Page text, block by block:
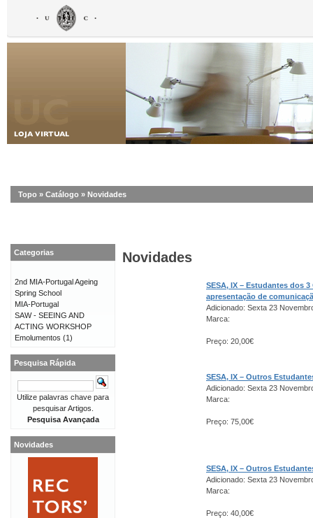
Topo » Catálogo » Novidades
Novidades
SESA, IX – Estudantes dos
apresentação de
Adicionado: Sexta 23
Marca:
Preço: 20,00€
SESA, IX – Outros
Adicionado: Sexta 23
Marca:
Preço: 75,00€
SESA, IX – Outros
Adicionado: Sexta 23
Marca:
Preço: 40,00€
Categorias
2nd MIA-Portugal Ageing
Spring School
MIA-Portugal
SAW - SEEING AND
ACTING WORKSHOP
Emolumentos (1)
Pesquisa Rápida
Utilize palavras chave para
pesquisar Artigos.
Pesquisa Avançada
Novidades